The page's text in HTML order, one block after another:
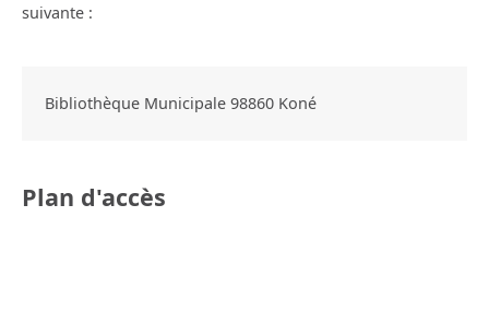
suivante :
Bibliothèque Municipale 98860 Koné
Plan d'accès